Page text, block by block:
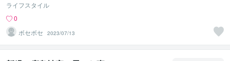
ライフスタイル
0
ボセボセ
2023/07/13